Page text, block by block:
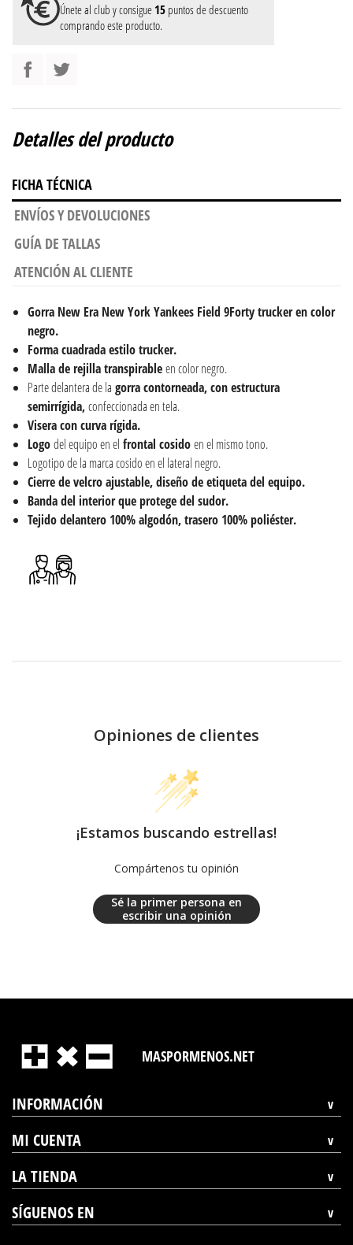
Únete al club y consigue 15 puntos de descuento
comprando este producto.
Detalles del producto
FICHA TÉCNICA
ENVÍOS Y DEVOLUCIONES
GUÍA DE TALLAS
ATENCIÓN AL CLIENTE
Gorra New Era New York Yankees Field 9Forty trucker en color
negro.
Forma cuadrada estilo trucker.
Malla de rejillatranspirableen color negro.
Parte delantera de la gorra contorneada, con estructura
semirrígida,confeccionada en tela.
Visera con curva rígida.
Logodel equipo en el frontal cosidoen el mismo tono.
Logotipo de la marca cosido en el lateral negro.
Cierre de velcro ajustable, diseño de etiqueta del equipo.
Banda del interior que protege del sudor.
Tejido delantero 100% algodón, trasero 100% poliéster.
Opiniones de clientes
¡Estamos buscando estrellas!
Compártenos tu opinión
Sé la primer persona en
escribir una opinión
MASPORMENOS.NET
INFORMACIÓN
MI CUENTA
LA TIENDA
SÍGUENOS EN